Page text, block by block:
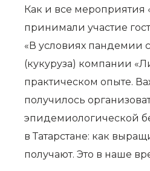
Как и все мероприятия
принимали участие
«В условиях пандемии
(кукуруза) компании
практическом опыте.
получилось
эпидемиологической
в Татарстане: как
получают. Это в наше